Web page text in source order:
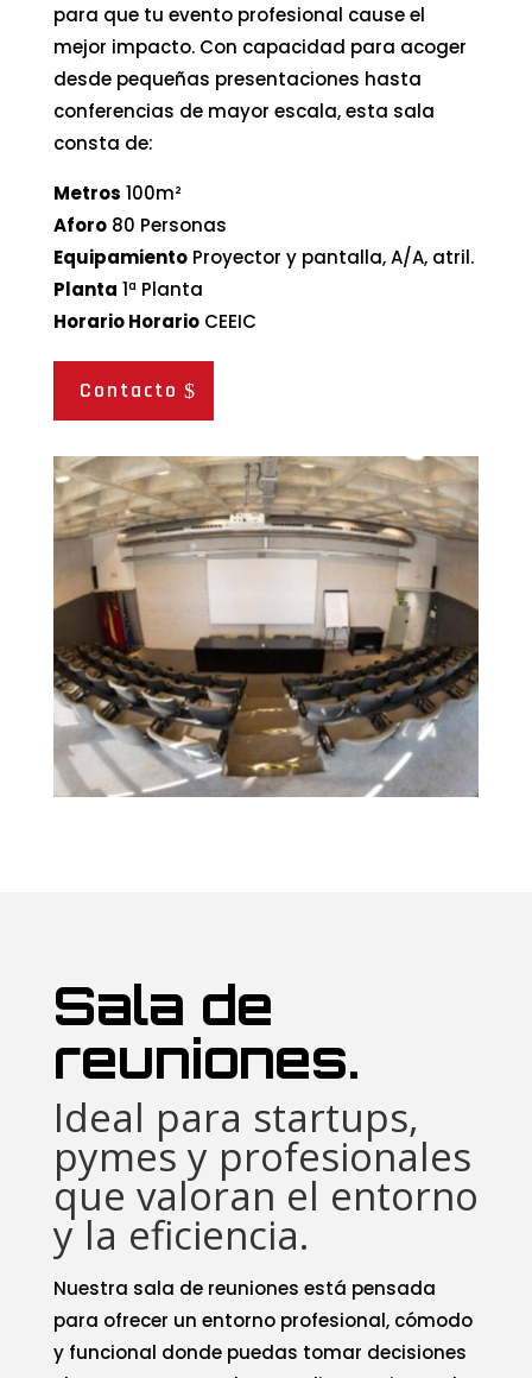
para que tu evento profesional cause el
mejor impacto. Con capacidad para acoger
desde pequeñas presentaciones hasta
conferencias de mayor escala, esta sala
consta de:
Metros 100m²
Aforo80 Personas
EquipamientoProyector y pantalla, A/A, atril.
Planta 1ª Planta
Horario HorarioCEEIC
Contacto
Sala de
reuniones.
Ideal para startups,
pymes y profesionales
que valoran el entorno
y la eficiencia.
Nuestra sala de reuniones está pensada
para ofrecer un entorno profesional, cómodo
y funcional donde puedas tomar decisiones